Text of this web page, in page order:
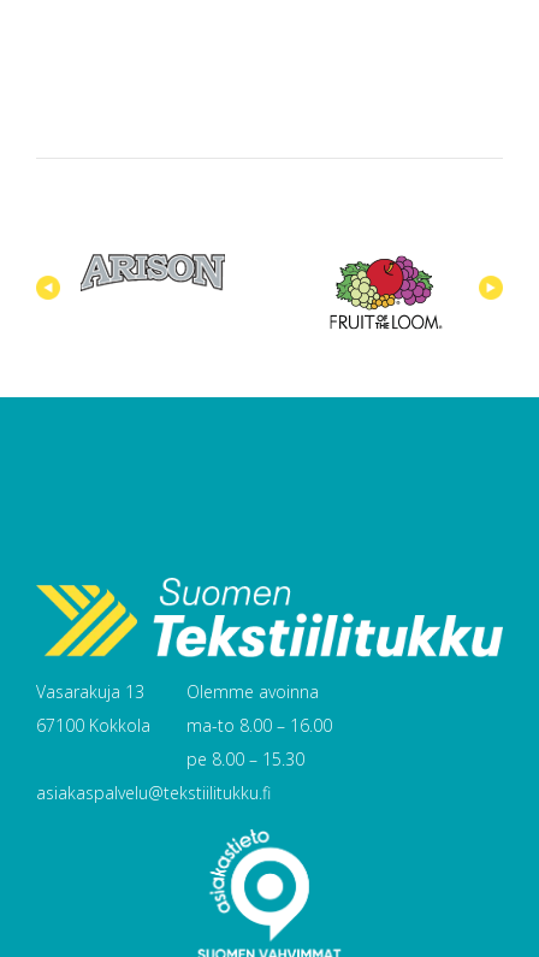
Vasarakuja 13
67100 Kokkola
Olemme avoinna
ma-to 8.00 – 16.00
pe 8.00 – 15.30
asiakaspalvelu@tekstiilitukku.fi